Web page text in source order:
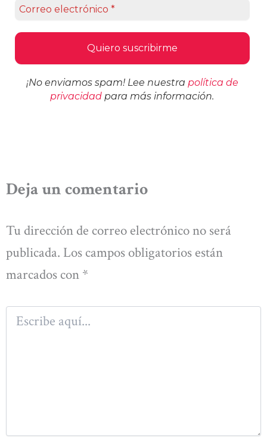
¡No enviamos spam! Lee nuestra política de
privacidad para más información.
Deja un comentario
Tu dirección de correo electrónico no será
publicada. Los campos obligatorios están
marcados con *
Escribe
aquí...